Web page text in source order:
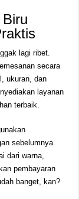
lagi ribet.
secara
ukuran, dan
layanan
terbaik.
sebelumnya.
dari warna,
pembayaran
banget, kan?